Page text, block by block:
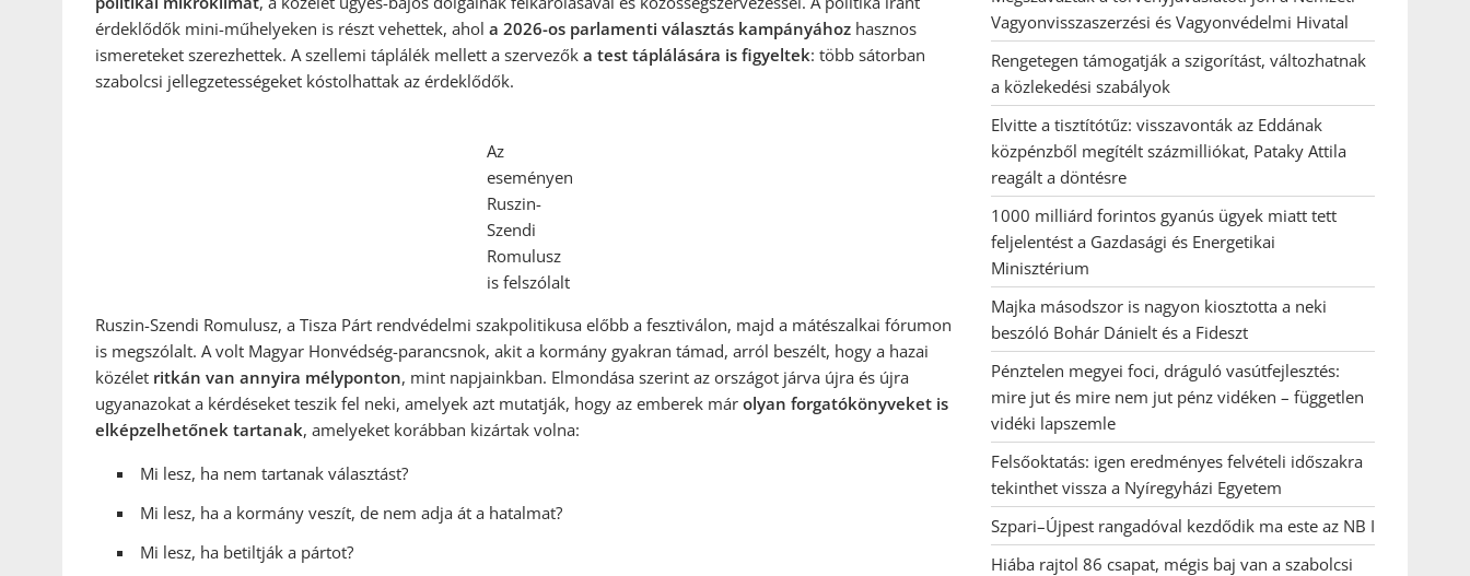
érdeklődők mini-műhelyeken is részt vehettek, ahol a 2026-os parlamenti választás kampányához hasznos
ismereteket szerezhettek. A szellemi táplálék mellett a szervezők a test táplálására is figyeltek: több sátorban
szabolcsi jellegzetességeket kóstolhattak az érdeklődők.
Az
eseményen
Ruszin-
Szendi
Romulusz
is felszólalt
Ruszin-Szendi Romulusz, a Tisza Párt rendvédelmi szakpolitikusa előbb a fesztiválon, majd a mátészalkai fórumon
is megszólalt. A volt Magyar Honvédség-parancsnok, akit a kormány gyakran támad, arról beszélt, hogy a hazai
közélet ritkán van annyira mélyponton, mint napjainkban. Elmondása szerint az országot járva újra és újra
ugyanazokat a kérdéseket teszik fel neki, amelyek azt mutatják, hogy az emberek már olyan forgatókönyveket is
elképzelhetőnek tartanak, amelyeket korábban kizártak volna:
Mi lesz, ha nem tartanak választást?
Mi lesz, ha a kormány veszít, de nem adja át a hatalmat?
Mi lesz, ha betiltják a pártot?
Vagyonvisszaszerzési és Vagyonvédelmi Hivatal
Rengetegen támogatják a szigorítást, változhatnak
a közlekedési szabályok
Elvitte a tisztítótűz: visszavonták az Eddának
közpénzből megítélt százmilliókat, Pataky Attila
reagált a döntésre
1000 milliárd forintos gyanús ügyek miatt tett
feljelentést a Gazdasági és Energetikai
Minisztérium
Majka másodszor is nagyon kiosztotta a neki
beszóló Bohár Dánielt és a Fideszt
Pénztelen megyei foci, dráguló vasútfejlesztés:
mire jut és mire nem jut pénz vidéken – független
vidéki lapszemle
Felsőoktatás: igen eredményes felvételi időszakra
tekinthet vissza a Nyíregyházi Egyetem
Szpari–Újpest rangadóval kezdődik ma este az NB I
Hiába rajtol 86 csapat, mégis baj van a szabolcsi